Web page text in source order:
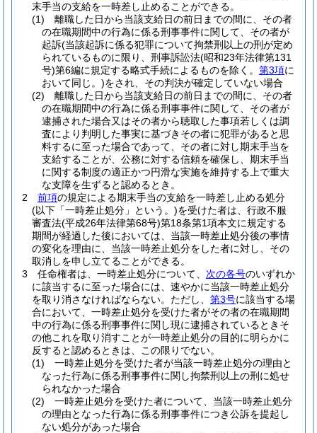
末手当の支給を一時差し止めることができる。
(1)
離職した日から当該支給日の前日までの間に、その者
の在職期間中の行為に係る刑事事件に関して、その者が
起訴(当該起訴に係る犯罪について拘禁刑以上の刑が定め
られているものに限り、刑事訴訟法(昭和23年法律第131
号)第6編に規定する略式手続によるものを除く。 第3項に
おいて同じ。)をされ、その判決が確定していない場合
(2)
離職した日から当該支給日の前日までの間に、その者
の在職期間中の行為に係る刑事事件に関して、その者が
逮捕された場合又はその者から聴取した事項若しくは調
査により判明した事実に基づきその者に犯罪があると思
料するに至った場合であって、その者に対し期末手当を
支給することが、公務に対する信頼を確保し、期末手当
に関する制度の適正かつ円滑な実施を維持する上で重大
な支障を生ずると認めるとき。
2
前項の規定による期末手当の支給を一時差し止める処分
(以下「一時差止処分」という。)を受けた者は、行政不服
審査法(平成26年法律第68号)第18条第1項本文に規定する
期間が経過した後においては、当該一時差止処分後の事情
の変化を理由に、当該一時差止処分をした者に対し、その
取消しを申し立てることができる。
3
任命権者は、一時差止処分について、 次の各号のいずれか
に該当するに至った場合には、速やかに当該一時差止処分
を取り消さなければならない。 ただし、 第3号に該当する場
合において、一時差止処分を受けた者がその者の在職期間
中の行為に係る刑事事件に関し現に逮捕されているときそ
の他これを取り消すことが一時差止処分の目的に明らかに
反すると認めるときは、この限りでない。
(1)
一時差止処分を受けた者が当該一時差止処分の理由と
なった行為に係る刑事事件に関し拘禁刑以上の刑に処せ
られなかった場合
(2)
一時差止処分を受けた者について、当該一時差止処分
の理由となった行為に係る刑事事件につき公訴を提起し
ない処分があった場合